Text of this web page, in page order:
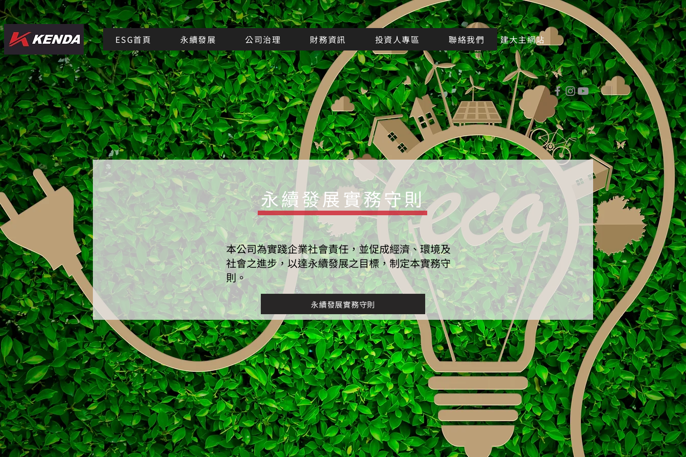
ESG首頁 永續發展 公司治理 財務資訊 投資人專區 聯絡我們 建大主網站
永續發展實務守則
本公司為實踐企業社會責任，並促成經濟、環境及
社會之進步，以達永續發展之目標，制定本實務守
則。
永續發展實務守則